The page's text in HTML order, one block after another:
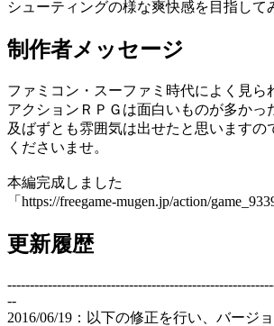
シューティングの様な爽快感を目指して
制作者メッセージ
ファミコン・スーファミ時代によく見ら
アクションＲＰＧは面白いものが多かっ
及ばずとも雰囲気は出せたと思いますの
くださいませ。
本編完成しました
「https://freegame-mugen.jp/action/
更新履歴
--
2016/06/19：以下の修正を行い、バージ